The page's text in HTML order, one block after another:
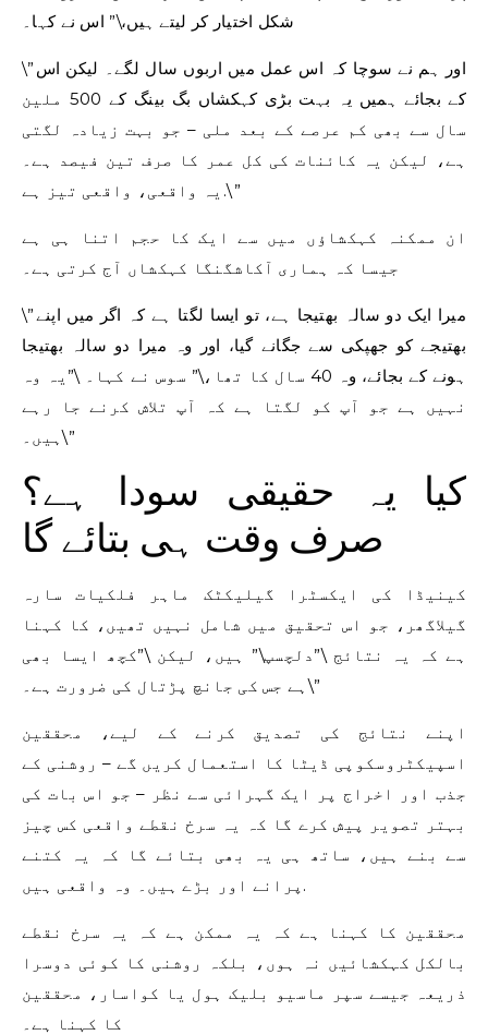
شکل اختیار کر لیتے ہیں،\” اس نے کہا۔
\”اور ہم نے سوچا کہ اس عمل میں اربوں سال لگے۔ لیکن اس
کے بجائے ہمیں یہ بہت بڑی کہکشاں بگ بینگ کے 500 ملین
سال سے بھی کم عرصے کے بعد ملی – جو بہت زیادہ لگتی
ہے، لیکن یہ کائنات کی کل عمر کا صرف تین فیصد ہے۔
یہ واقعی، واقعی تیز ہے.\”
ان ممکنہ کہکشاؤں میں سے ایک کا حجم اتنا ہی ہے
جیسا کہ ہماری آکاشگنگا کہکشاں آج کرتی ہے۔
\”میرا ایک دو سالہ بھتیجا ہے، تو ایسا لگتا ہے کہ اگر میں اپنے
بھتیجے کو جھپکی سے جگانے گیا، اور وہ میرا دو سالہ بھتیجا
ہونے کے بجائے، وہ 40 سال کا تھا،\” سوس نے کہا۔ \”یہ وہ
نہیں ہے جو آپ کو لگتا ہے کہ آپ تلاش کرنے جا رہے
ہیں۔\”
کیا یہ حقیقی سودا ہے؟
صرف وقت ہی بتائے گا
کینیڈا کی ایکسٹرا گیلیکٹک ماہر فلکیات سارہ
گیلاگھر، جو اس تحقیق میں شامل نہیں تھیں، کا کہنا
ہے کہ یہ نتائج \”دلچسپ\” ہیں، لیکن \”کچھ ایسا بھی
ہے جس کی جانچ پڑتال کی ضرورت ہے۔\”
اپنے نتائج کی تصدیق کرنے کے لیے، محققین
اسپیکٹروسکوپی ڈیٹا کا استعمال کریں گے – روشنی کے
جذب اور اخراج پر ایک گہرائی سے نظر – جو اس بات کی
بہتر تصویر پیش کرے گا کہ یہ سرخ نقطے واقعی کس چیز
سے بنے ہیں، ساتھ ہی یہ بھی بتائے گا کہ یہ کتنے
پرانے اور بڑے ہیں۔ وہ واقعی ہیں.
محققین کا کہنا ہے کہ یہ ممکن ہے کہ یہ سرخ نقطے
بالکل کہکشائیں نہ ہوں، بلکہ روشنی کا کوئی دوسرا
ذریعہ جیسے سپر ماسیو بلیک ہول یا کواسار، محققین
کا کہنا ہے۔